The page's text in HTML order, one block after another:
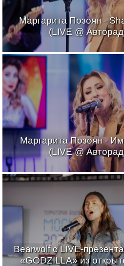
Маргарита Позоян -
(LIVE @
Маргарита Позоян -
(LIVE @
Bearwolf с LIVE-
«GODZILLA» из